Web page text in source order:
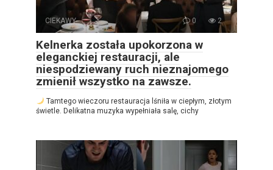
CIEKAWY 0 2
Kelnerka została upokorzona w
eleganckiej restauracji, ale
niespodziewany ruch nieznajomego
zmienił wszystko na zawsze.
Tamtego wieczoru restauracja lśniła w ciepłym, złotym
świetle. Delikatna muzyka wypełniała salę, cichy